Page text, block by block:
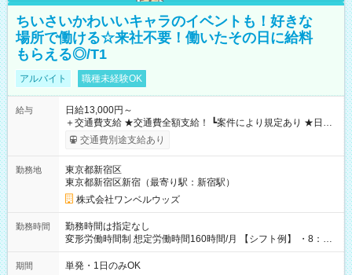
ちいさいかわいいキャラのイベントも！好きな
場所で働ける☆来社不要！働いたその日に給料
もらえる◎/T1
アルバイト 職種未経験OK
給与
日給13,000円～
＋交通費支給 ★交通費全額支給！ ┗案件により規定あり ★日払
いOK！（規定あり） ┗働いたその日に現金GET♪ お仕事後はコ
ンビニATMから 日払い分を引き落とせます！ 【試用期間】試
交通費別途支給あり
勤務地
東京都新宿区
東京都新宿区新宿（最寄り駅：新宿駅）
株式会社ワンベルウッズ
勤務時間
勤務時間は指定なし
変形労働時間制 想定労働時間160時間/月 【シフト例】 ・8：00
～21：00
期間 単発・1日のみOK